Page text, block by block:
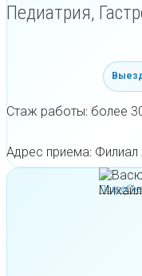
Педиатрия,
Стаж работы: более
Адрес приема: